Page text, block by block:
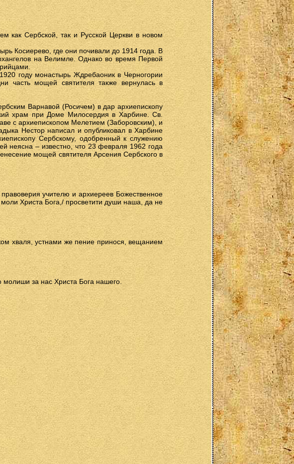
как Сербской, так и Русской Церкви в новом
Косиерево, где они почивали до 1914 года. В
на Велимле. Однако во время Первой
году монастырь Ждребаоник в Черногории
часть мощей святителя также вернулась в
Варнавой (Росичем) в дар архиепископу
храм при Доме Милосердия в Харбине. Св.
с архиепископом Мелетием (Заборовским), и
Нестор написал и опубликовал в Харбине
Сербскому, одобренный к служению
неясна – известно, что 23 февраля 1962 года
мощей святителя Арсения Сербского в
учителю и архиереев Божественное
Христа Бога,/ просветити души наша, да не
хваля, устнами же пение принося, вещанием
за нас Христа Бога нашего.